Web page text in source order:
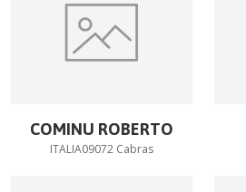
COMINU ROBERTO
ITALIA09072 Cabras